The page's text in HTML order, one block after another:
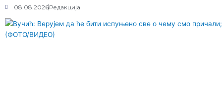
08.08.2026Редакција